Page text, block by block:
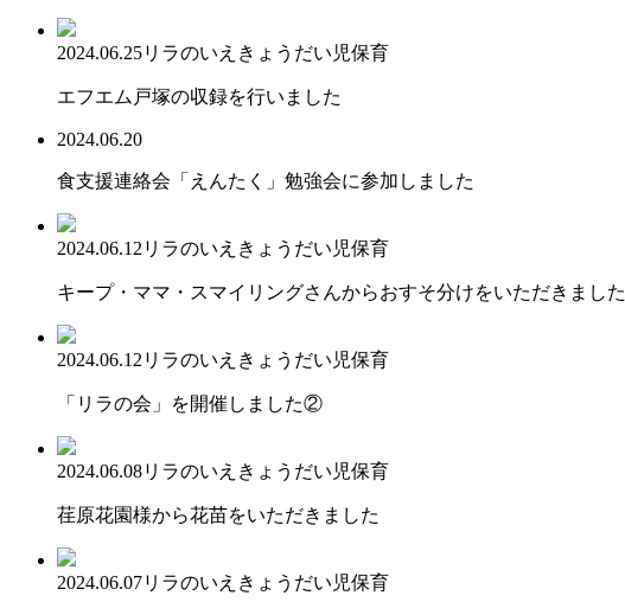
2024.06.25リラのいえ きょうだい児保育
エフエム戸塚の収録を行いました
2024.06.20
食支援連絡会「えんたく」勉強会に参加しました
2024.06.12 リラのいえ きょうだい児保育
キープ・ママ・スマイリングさんからおすそ分けをいただきました
2024.06.12 リラのいえ きょうだい児保育
「リラの会」を開催しました②
2024.06.08リラのいえ きょうだい児保育
荏原花園様から花苗をいただきました
2024.06.07リラのいえ きょうだい児保育